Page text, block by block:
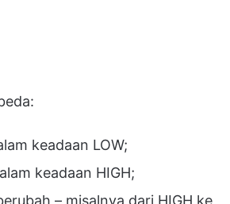
keadaan LOW;
keadaan HIGH;
– misalnya dari HIGH ke